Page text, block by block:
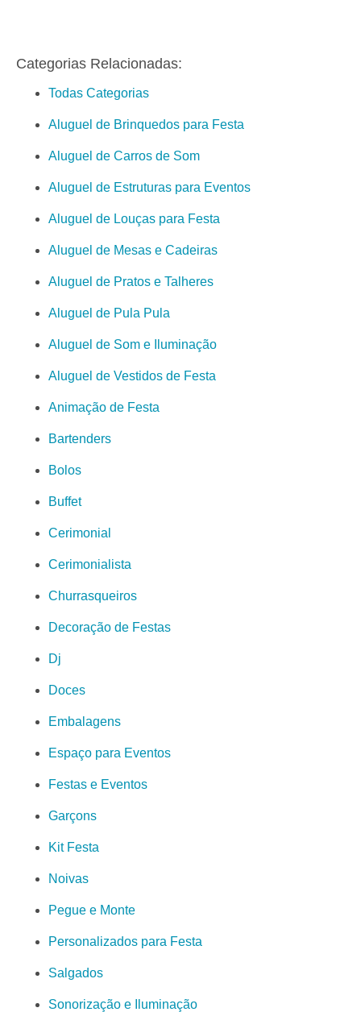
Categorias Relacionadas:
Todas Categorias
Aluguel de Brinquedos para Festa
Aluguel de Carros de Som
Aluguel de Estruturas para Eventos
Aluguel de Louças para Festa
Aluguel de Mesas e Cadeiras
Aluguel de Pratos e Talheres
Aluguel de Pula Pula
Aluguel de Som e Iluminação
Aluguel de Vestidos de Festa
Animação de Festa
Bartenders
Bolos
Buffet
Cerimonial
Cerimonialista
Churrasqueiros
Decoração de Festas
Dj
Doces
Embalagens
Espaço para Eventos
Festas e Eventos
Garçons
Kit Festa
Noivas
Pegue e Monte
Personalizados para Festa
Salgados
Sonorização e Iluminação